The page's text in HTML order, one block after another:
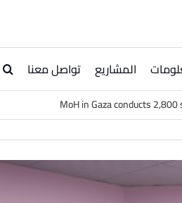
المشاريع تواصل معنا
MoH in Gaza conducts